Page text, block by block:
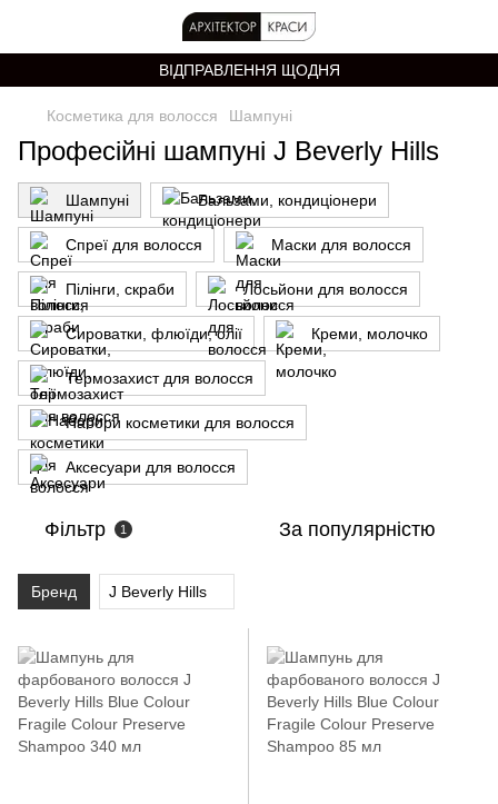
ВІДПРАВЛЕННЯ ЩОДНЯ
Косметика для волосся Шампуні
Професійні шампуні J Beverly Hills
Шампуні Бальзами, кондиціонери
Спреї для волосся Маски для волосся
Пілінги, скраби Лосьйони для волосся
Сироватки, флюїди, олії Креми, молочко
Термозахист для волосся
Набори косметики для волосся
Аксесуари для волосся
Фільтр 1 За популярністю
Бренд J Beverly Hills